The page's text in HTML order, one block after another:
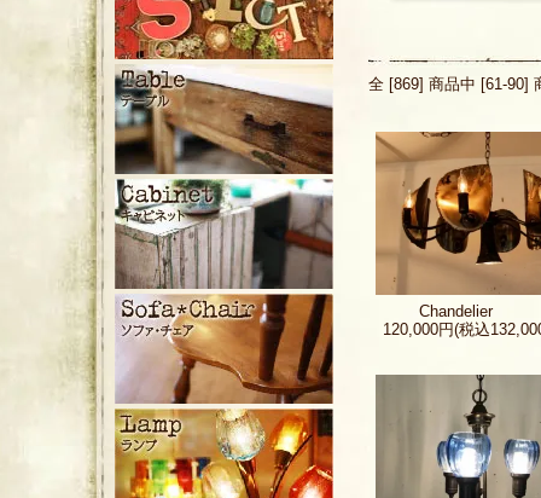
全 [869] 商品中 [61-90]
Chandelier
120,000円(税込